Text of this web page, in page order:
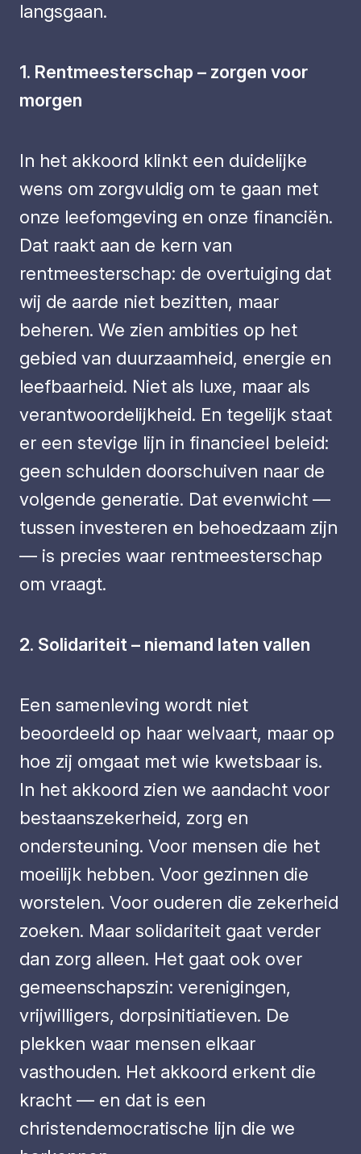
langsgaan.
1. Rentmeesterschap – zorgen voor
morgen
In het akkoord klinkt een duidelijke
wens om zorgvuldig om te gaan met
onze leefomgeving en onze financiën.
Dat raakt aan de kern van
rentmeesterschap: de overtuiging dat
wij de aarde niet bezitten, maar
beheren. We zien ambities op het
gebied van duurzaamheid, energie en
leefbaarheid. Niet als luxe, maar als
verantwoordelijkheid. En tegelijk staat
er een stevige lijn in financieel beleid:
geen schulden doorschuiven naar de
volgende generatie. Dat evenwicht —
tussen investeren en behoedzaam zijn
— is precies waar rentmeesterschap
om vraagt.
2. Solidariteit – niemand laten vallen
Een samenleving wordt niet
beoordeeld op haar welvaart, maar op
hoe zij omgaat met wie kwetsbaar is.
In het akkoord zien we aandacht voor
bestaanszekerheid, zorg en
ondersteuning. Voor mensen die het
moeilijk hebben. Voor gezinnen die
worstelen. Voor ouderen die zekerheid
zoeken. Maar solidariteit gaat verder
dan zorg alleen. Het gaat ook over
gemeenschapszin: verenigingen,
vrijwilligers, dorpsinitiatieven. De
plekken waar mensen elkaar
vasthouden. Het akkoord erkent die
kracht — en dat is een
christendemocratische lijn die we